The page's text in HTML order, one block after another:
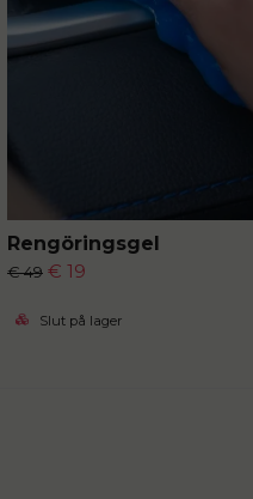
Rengöringsgel
€ 49 € 19
Slut på lager